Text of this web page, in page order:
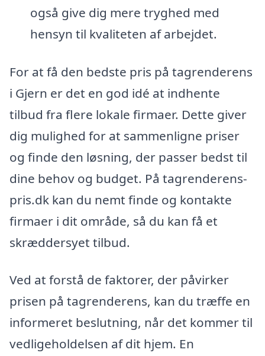
også give dig mere tryghed med
hensyn til kvaliteten af arbejdet.
For at få den bedste pris på tagrenderens
i Gjern er det en god idé at indhente
tilbud fra flere lokale firmaer. Dette giver
dig mulighed for at sammenligne priser
og finde den løsning, der passer bedst til
dine behov og budget. På tagrenderens-
pris.dk kan du nemt finde og kontakte
firmaer i dit område, så du kan få et
skræddersyet tilbud.
Ved at forstå de faktorer, der påvirker
prisen på tagrenderens, kan du træffe en
informeret beslutning, når det kommer til
vedligeholdelsen af dit hjem. En